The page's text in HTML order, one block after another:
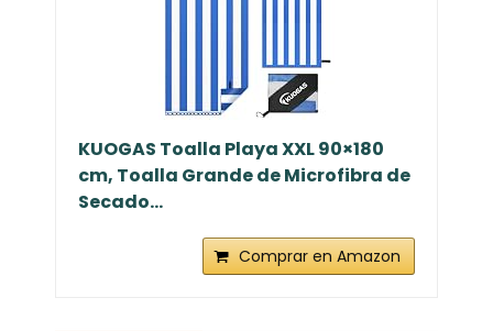
KUOGAS Toalla Playa XXL 90×180
cm, Toalla Grande de Microfibra de
Secado...
Comprar en Amazon